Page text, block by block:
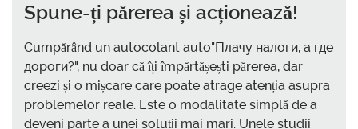
Spune-ți părerea și acționează!
Cumpărând un autocolant auto"Плачу налоги, а где
дороги?", nu doar că îți împărtășești părerea, dar
creezi și o mișcare care poate atrage atenția asupra
problemelor reale. Este o modalitate simplă de a
deveni parte a unei soluții mai mari. Unele studii